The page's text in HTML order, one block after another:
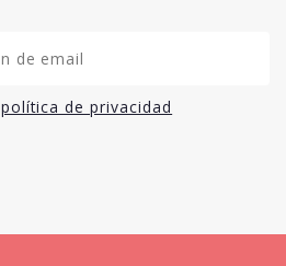
política de privacidad